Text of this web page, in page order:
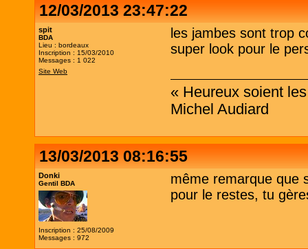
12/03/2013 23:47:22
spit
BDA
Lieu : bordeaux
Inscription : 15/03/2010
Messages : 1 022
Site Web
les jambes sont trop
super look pour le
« Heureux soient
Michel Audiard
13/03/2013 08:16:55
Donki
Gentil BDA
Inscription : 25/08/2009
Messages : 972
même remarque que
pour le restes, tu